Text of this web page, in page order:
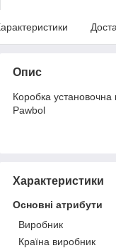
Опис
Коробка установочна
Pawbol
Характеристики
Основні атрибути
Виробник
Країна виробник